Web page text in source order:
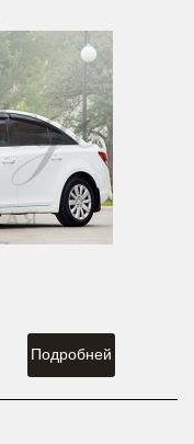
Подробней